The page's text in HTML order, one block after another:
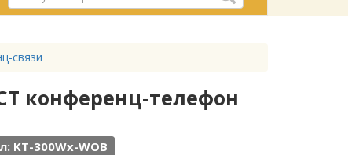
связи
конференц-телефон
KT-300Wx-WOB